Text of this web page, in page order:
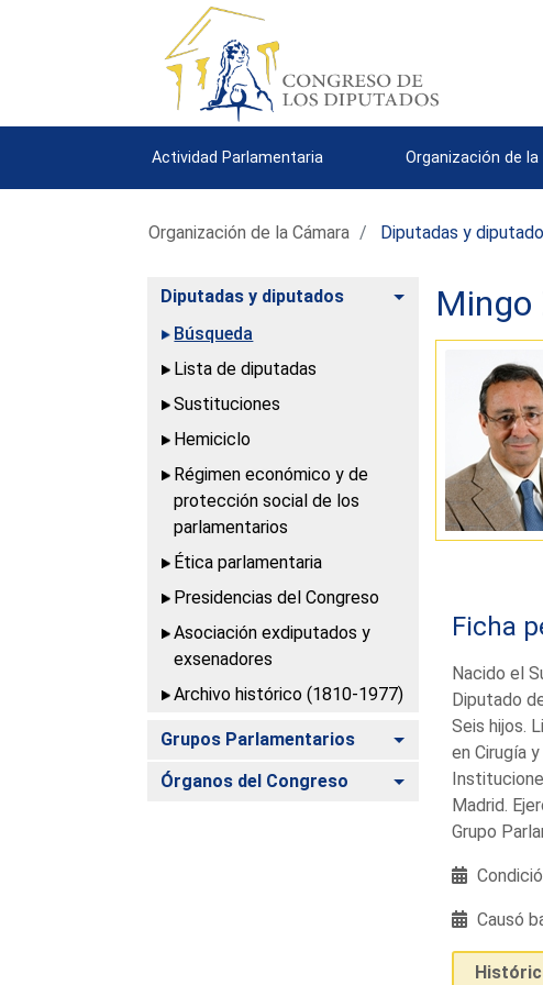
Actividad Parlamentaria Organización de la
Organización de la Cámara Diputadas y
Diputadas y diputados
Alternar
Búsqueda
Lista de diputadas
Sustituciones
Hemiciclo
Régimen económico y de
protección social de los
parlamentarios
Ética parlamentaria
Presidencias del Congreso
Asociación exdiputados y
exsenadores
Archivo histórico (1810-1977)
Grupos Parlamentarios Alternar
Órganos del Congreso Alternar
Mingo
Ficha
Nacido el
Diputado
Seis hijos.
en Cirugía
Madrid.
Grupo
Causó